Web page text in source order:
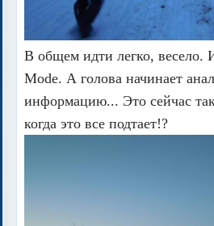
В общем идти легко, весело.
Mode. А голова начинает
информацию... Это сейчас так
когда это все подтает!?